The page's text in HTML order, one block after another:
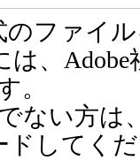
のファイ
は、
。
ない方は
してく